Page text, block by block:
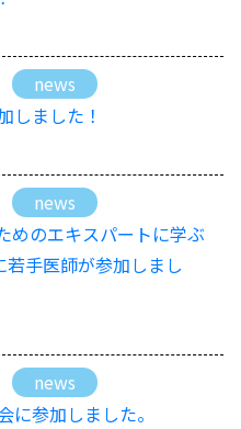
news
しました！
news
めのエキスパートに学ぶ
手医師が参加しまし
news
参加しました。